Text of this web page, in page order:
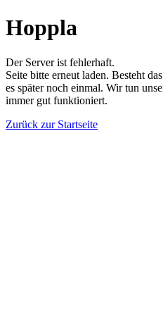
Hoppla
Der Server ist fehlerhaft.
Seite bitte erneut laden. Besteht
es später noch einmal. Wir tun
immer gut funktioniert.
Zurück zur Startseite